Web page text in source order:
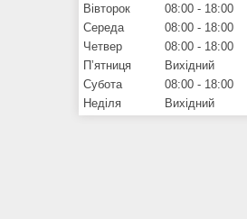
Вівторок
08:00
18:00
Середа
08:00
18:00
Четвер
08:00
18:00
Пʼятниця
Вихідний
Субота
08:00
18:00
Неділя
Вихідний